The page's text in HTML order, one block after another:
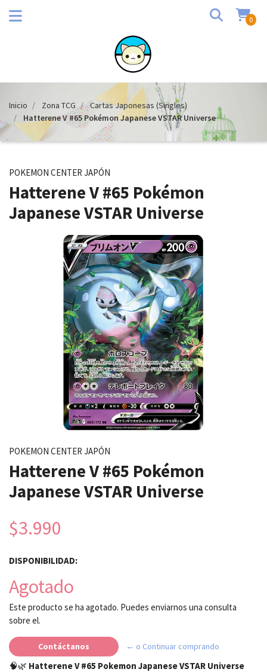
0
Inicio Zona TCG
Cartas Japonesas (Singles)
Hatterene V #65 Pokémon Japanese VSTAR Universe
POKEMON CENTER JAPÓN
Hatterene V #65 Pokémon
Japanese VSTAR Universe
POKEMON CENTER JAPÓN
Hatterene V #65 Pokémon
Japanese VSTAR Universe
$3.990
DISPONIBILIDAD:
Agotado
Este producto se ha agotado. Puedes enviarnos una consulta
sobre el.
Contáctanos ← o Continuar comprando
🧠🌿 Hatterene V #65 Pokemon Japanese VSTAR Universe